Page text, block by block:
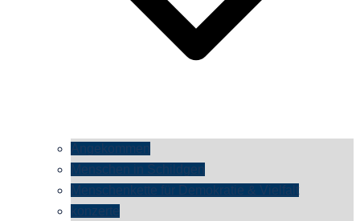
Angekommen
Menschen in Schildgen
Menschenkette für Demokratie & Vielfalt
konzerte